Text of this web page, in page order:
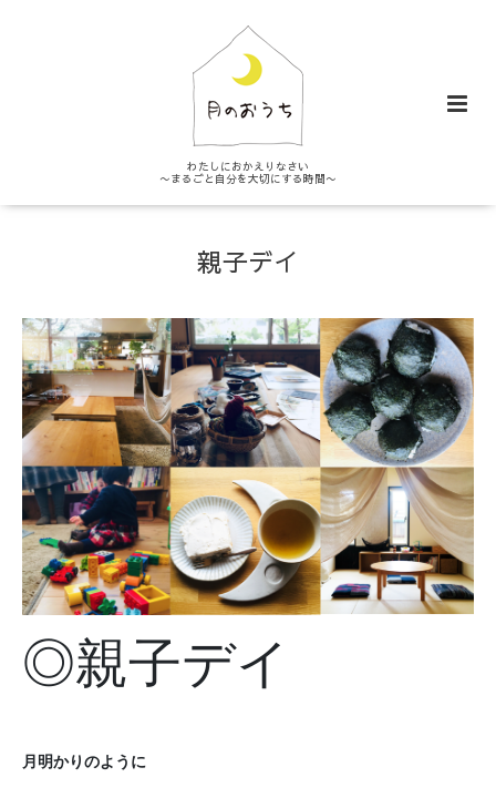
わたしにおかえりなさい
〜まるごと自分を大切にする時間〜
親子デイ
◎親子デイ
月明かりのように